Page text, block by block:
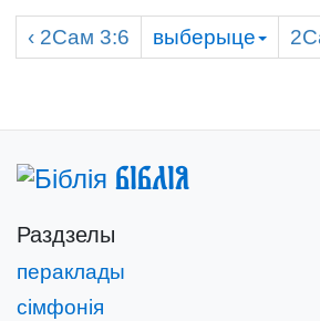
‹ 2Сам 3:6 выберыце
Біблія
Раздзелы
пераклады
сімфонія